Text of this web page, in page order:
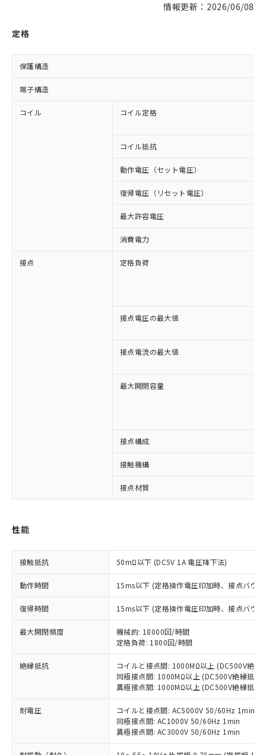
情報更新：2026/06/08
定格
保護構造
端子構造
コイル コイル定格
コイル抵抗
動作電圧（セット電圧）
復帰電圧（リセット電圧）
最大許容電圧
消費電力
接点 定格負荷
接点電圧の最大値
接点電流の最大値
最大開閉容量
接点構成
接触機構
接点材質
性能
接触抵抗 50mΩ以下 (DC5V 1A 電圧降下法)
動作時間 15ms以下 (定格操作電圧印加時、接点バウ
復帰時間 15ms以下 (定格操作電圧印加時、接点バウ
最大開閉頻度
機械的: 18000回/時間
定格負荷: 1800回/時間
絶縁抵抗
コイルと接点間: 1000MΩ以上 (DC500V絶縁
同極接点間: 1000MΩ以上 (DC500V絶縁抵抗
異極接点間: 1000MΩ以上 (DC500V絶縁抵抗
耐電圧
コイルと接点間: AC5000V 50/60Hz 1min
同極接点間: AC1000V 50/60Hz 1min
異極接点間: AC3000V 50/60Hz 1min
ご利用条件
以下の条件をお読みいただき、同意のうえ
ご利用ください。
本サービスは、当社制御機器事業取扱
商品の当社在庫状況および標準価格
(税抜)を提供させていただくもので
当社制御機器事業取扱商品の中には、
本サービスの対象外となる商品もある
ことをご了承ください。
在庫状況および標準価格照会結果は、
非含有に対応した製品が提供可能な商品で
す。
対応予定：EU RoHS指令（10物質）の非含
有に対応した製品に切り替える予定のある
対応予定なし：EU RoHS指令（10物質）の
非含有に非対応の商品で、対応品を出す予
定はありません。
調査・確認中：EU RoHS指令（10物質）の
非含有の対応状況を調査中または確認中の
非該当品：ライセンス料など無形物で、有
害物質有無と関係のない商品です。
仕入先様の事情により、非含有部品として
いたものが、含有品と判明した場合などや
むを得ず変更することがあります。
※1 中国RoHS○×表
「○」：最大均質材料含有率が中国RoHSの
基準値以下であることを示します。
「×」：最大均質材料含有率が中国RoHSの
基準値を超えていることを示します。
「－」：未確認です。当社販売部門へお問
い合わせください。
当社は、これら貴社製品のうち、外国
為替および外国貿易法に定める商品